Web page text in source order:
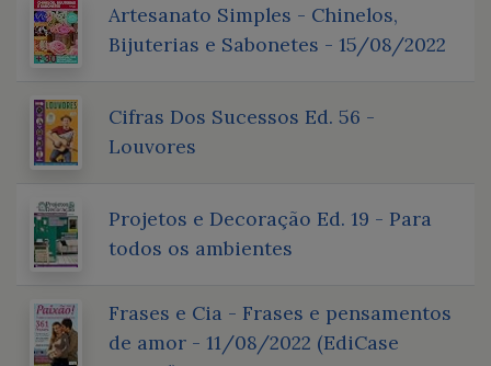
Artesanato Simples - Chinelos,
Bijuterias e Sabonetes - 15/08/2022
Cifras Dos Sucessos Ed. 56 -
Louvores
Projetos e Decoração Ed. 19 - Para
todos os ambientes
Frases e Cia - Frases e pensamentos
de amor - 11/08/2022 (EdiCase